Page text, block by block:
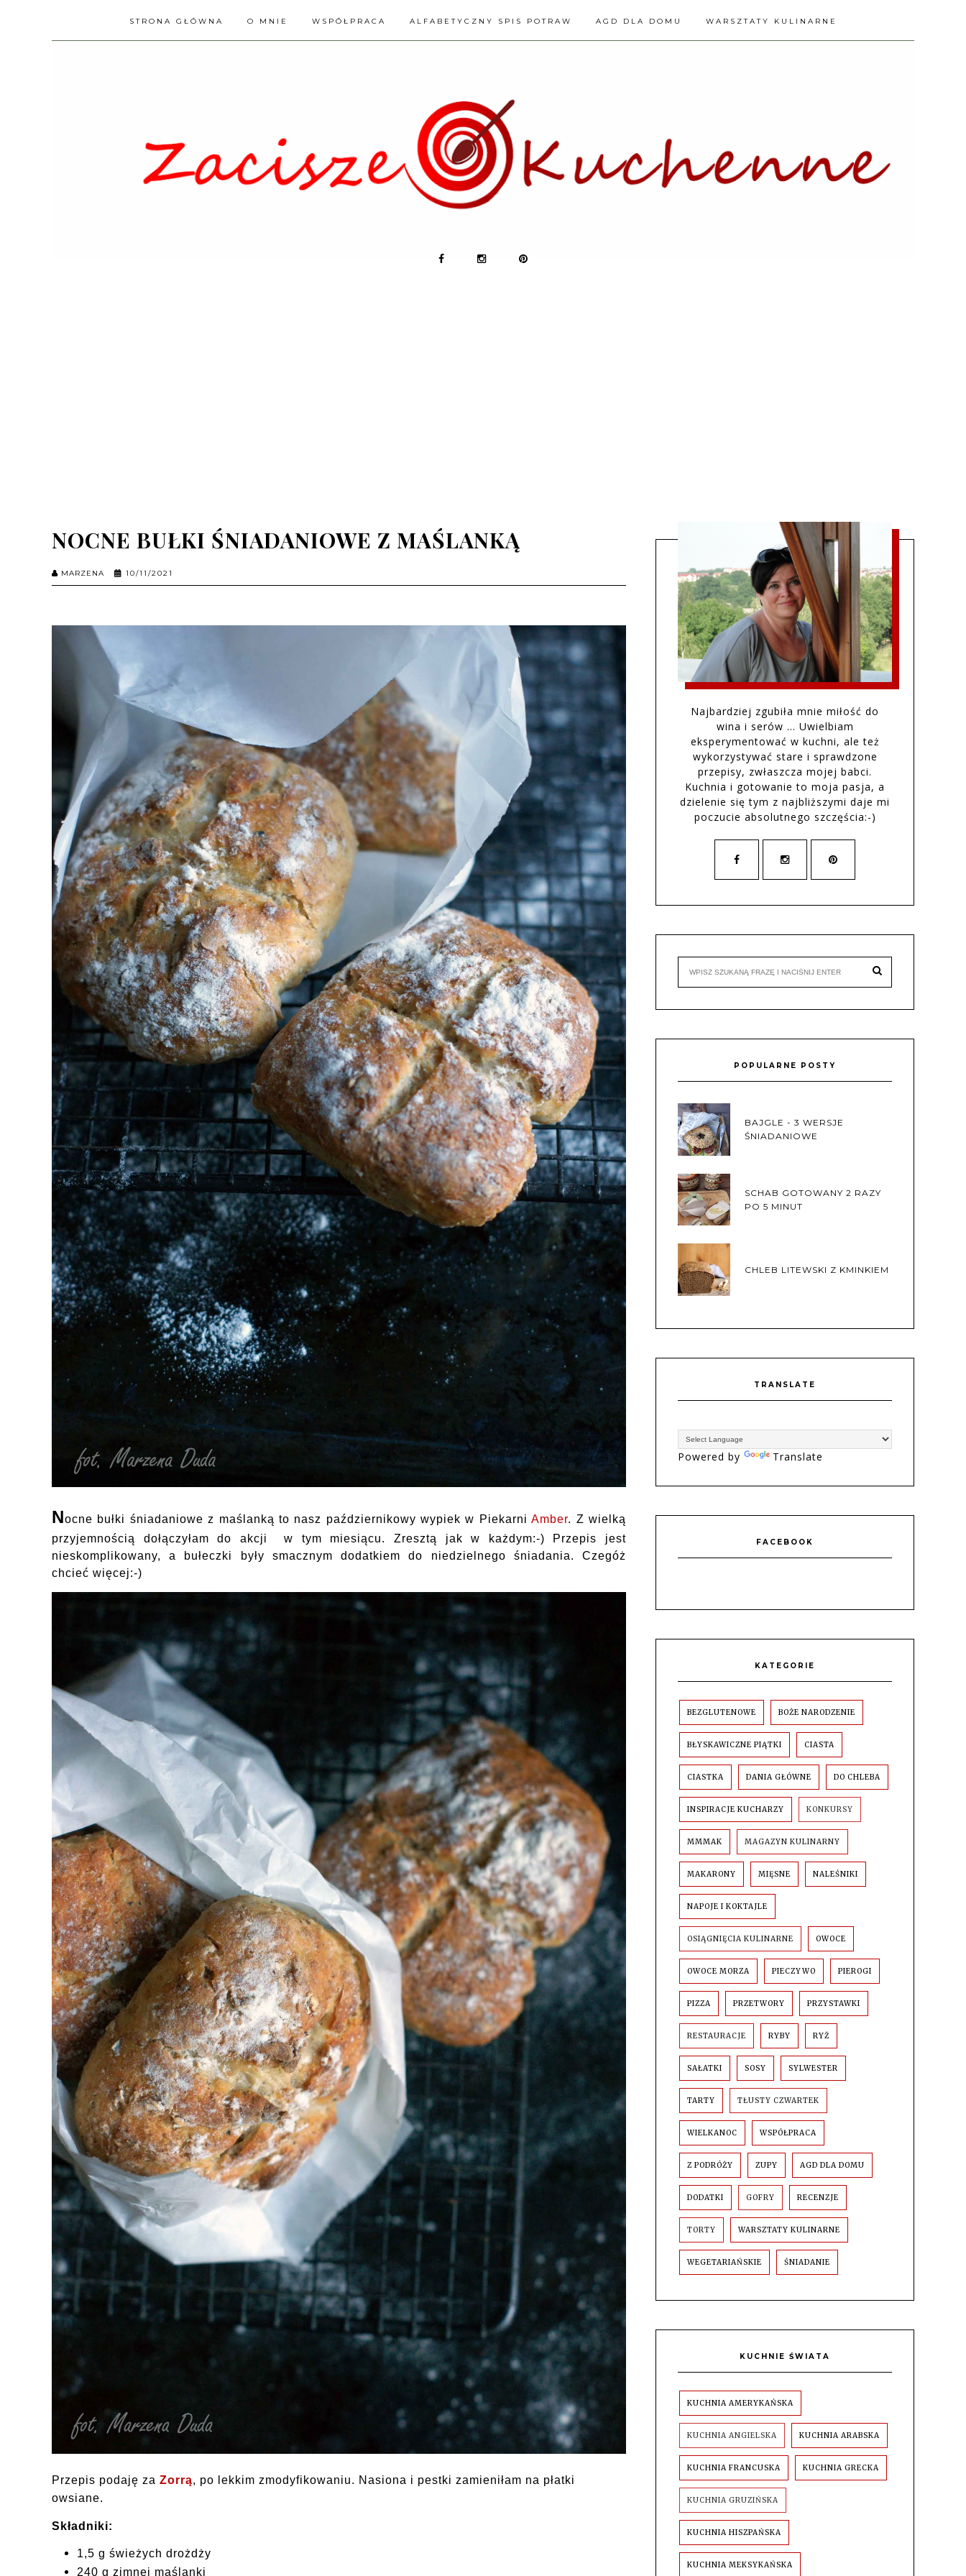
STRONA GŁÓWNA O MNIE WSPÓŁPRACA ALFABETYCZNY SPIS POTRAW AGD DLA DOMU WARSZTATY KULINARNE
NOCNE BUŁKI ŚNIADANIOWE Z MAŚLANKĄ
MARZENA 10/11/2021
Nocne bułki śniadaniowe z maślanką to nasz październikowy wypiek w PiekarniAmber. Z wielką
przyjemnością dołączyłam do akcji w tym miesiącu. Zresztą jak w każdym:-) Przepis jest
nieskomplikowany, a bułeczki były smacznym dodatkiem do niedzielnego śniadania. Czegóż
chcieć więcej:-)
Przepis podaję za Zorrą, po lekkim zmodyfikowaniu. Nasiona i pestki zamieniłam na płatki
owsiane.
Składniki:
1,5 g świeżych drożdży
240 g zimnej maślanki
Najbardziej zgubiła mnie miłość do
wina i serów … Uwielbiam
eksperymentować w kuchni, ale też
wykorzystywać stare i sprawdzone
przepisy, zwłaszcza mojej babci.
Kuchnia i gotowanie to moja pasja, a
dzielenie się tym z najbliższymi daje mi
poczucie absolutnego szczęścia:-)
POPULARNE POSTY
BAJGLE - 3 WERSJE
ŚNIADANIOWE
SCHAB GOTOWANY 2 RAZY
PO 5 MINUT
CHLEB LITEWSKI Z KMINKIEM
TRANSLATE
Powered by Translate
FACEBOOK
KATEGORIE
BEZGLUTENOWE BOŻE NARODZENIE
BŁYSKAWICZNE PIĄTKI CIASTA
CIASTKA DANIA GŁÓWNE DO CHLEBA
INSPIRACJE KUCHARZY KONKURSY
MMMAK MAGAZYN KULINARNY
MAKARONY MIĘSNE NALEŚNIKI
NAPOJE I KOKTAJLE
OSIĄGNIĘCIA KULINARNE OWOCE
OWOCE MORZA PIECZYWO PIEROGI
PIZZA PRZETWORY PRZYSTAWKI
RESTAURACJE RYBY RYŻ
SAŁATKI SOSY SYLWESTER
TARTY TŁUSTY CZWARTEK
WIELKANOC WSPÓŁPRACA
Z PODRÓŻY ZUPY AGD DLA DOMU
DODATKI GOFRY RECENZJE
TORTY WARSZTATY KULINARNE
WEGETARIAŃSKIE ŚNIADANIE
KUCHNIE ŚWIATA
KUCHNIA AMERYKAŃSKA
KUCHNIA ANGIELSKA KUCHNIA ARABSKA
KUCHNIA FRANCUSKA KUCHNIA GRECKA
KUCHNIA GRUZIŃSKA
KUCHNIA HISZPAŃSKA
KUCHNIA MEKSYKAŃSKA